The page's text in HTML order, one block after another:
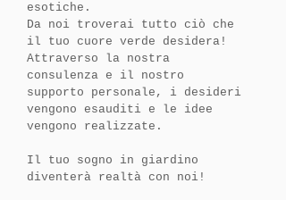
esotiche.
Da noi troverai tutto ciò che
il tuo cuore verde desidera!
Attraverso la nostra
consulenza e il nostro
supporto personale, i desideri
vengono esauditi e le idee
vengono realizzate.
Il tuo sogno in giardino
diventerà realtà con noi!